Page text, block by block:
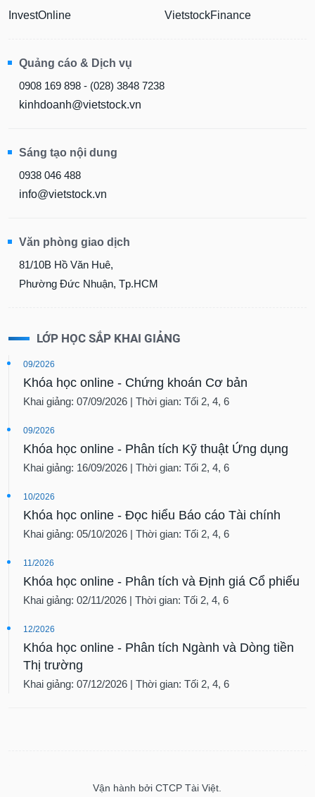
InvestOnline
VietstockFinance
Quảng cáo & Dịch vụ
0908 169 898 - (028) 3848 7238
kinhdoanh@vietstock.vn
Sáng tạo nội dung
0938 046 488
info@vietstock.vn
Văn phòng giao dịch
81/10B Hồ Văn Huê,
Phường Đức Nhuận, Tp.HCM
LỚP HỌC SẮP KHAI GIẢNG
09/2026
Khóa học online - Chứng khoán Cơ bản
Khai giảng: 07/09/2026 | Thời gian: Tối 2, 4, 6
09/2026
Khóa học online - Phân tích Kỹ thuật Ứng dụng
Khai giảng: 16/09/2026 | Thời gian: Tối 2, 4, 6
10/2026
Khóa học online - Đọc hiểu Báo cáo Tài chính
Khai giảng: 05/10/2026 | Thời gian: Tối 2, 4, 6
11/2026
Khóa học online - Phân tích và Định giá Cổ phiếu
Khai giảng: 02/11/2026 | Thời gian: Tối 2, 4, 6
12/2026
Khóa học online - Phân tích Ngành và Dòng tiền
Thị trường
Khai giảng: 07/12/2026 | Thời gian: Tối 2, 4, 6
Vận hành bởi CTCP Tài Việt.